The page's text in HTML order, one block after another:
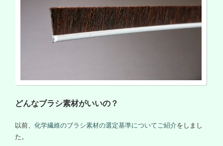
どんなブラシ素材がいいの？
以前、 化学繊維のブラシ素材の選定基準についてご紹介をしまし
た。